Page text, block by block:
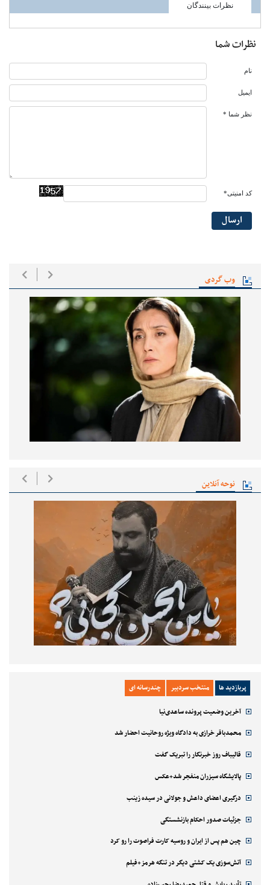
وب گردی
نوحه آنلاین
پربازدید ها منتخب سردبیر چندرسانه ای
آخرین وضعیت پرونده ساعدی‌نیا
محمدباقر خرازی به دادگاه ویژه روحانیت احضار شد
قالیباف روز خبرنگار را تبریک گفت
پالایشگاه سیزران منفجر شد+عکس
درگیری اعضای داعش و جولانی در سیده زینب
جزئیات صدور احکام بازنشستگی
چین هم پس از ایران و روسیه کارت فراصوت را رو کرد
آتش‌سوزی یک کشتی دیگر در تنگه هرمز+فیلم
نظرات بینندگان
نظرات شما
نام
ایمیل
نظر شما *
کد امنیتی*
ارسال